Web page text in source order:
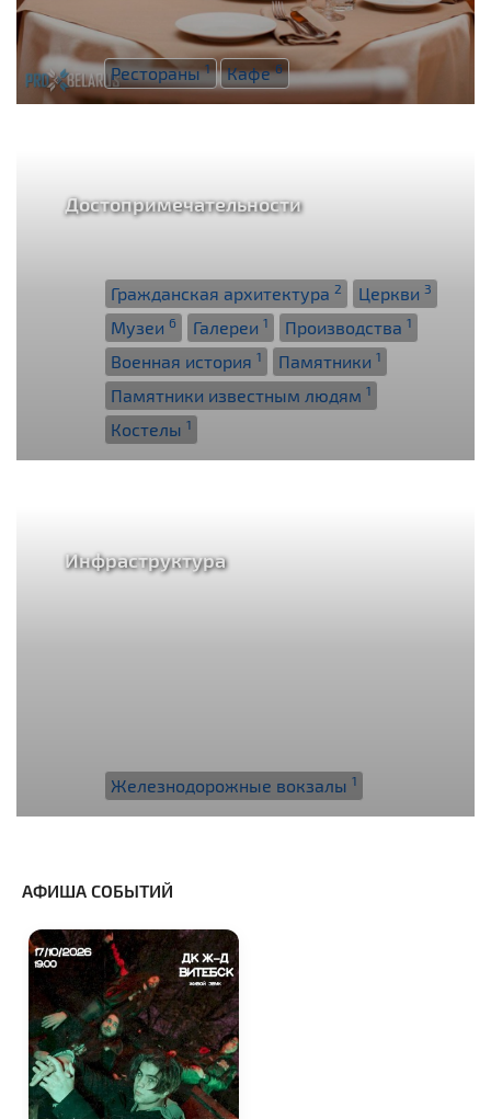
Рестораны1 Кафе6
Достопримечательности
Гражданская архитектура 2 Церкви 3
Музеи 6 Галереи 1 Производства 1
Военная история 1 Памятники 1
Памятники известным людям 1
Костелы 1
Инфраструктура
Железнодорожные вокзалы 1
АФИША СОБЫТИЙ